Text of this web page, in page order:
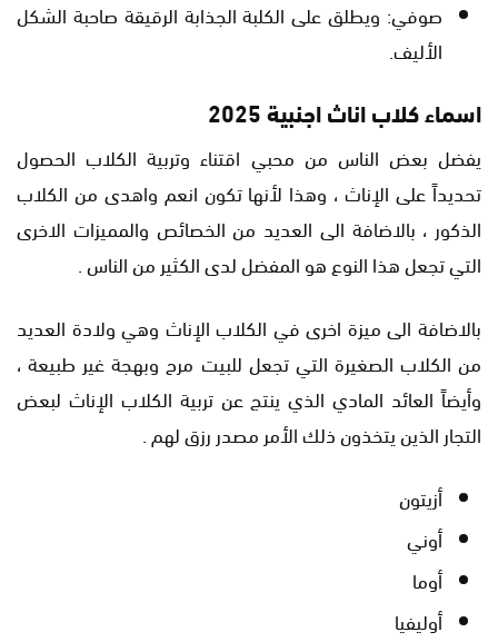
صوفي: ويطلق على الكلبة الجذابة الرقيقة صاحبة الشكل
الأليف.
اسماء كلاب اناث اجنبية 2025
يفضل بعض الناس من محبي اقتناء وتربية الكلاب الحصول
تحديداً على الإناث ، وهذا لأنها تكون انعم واهدى من الكلاب
الذكور ، بالاضافة الى العديد من الخصائص والمميزات الاخرى
التي تجعل هذا النوع هو المفضل لدى الكثير من الناس .
بالاضافة الى ميزة اخرى في الكلاب الإناث وهي ولادة العديد
من الكلاب الصغيرة التي تجعل للبيت مرح وبهجة غير طبيعة ،
وأيضاً العائد المادي الذي ينتج عن تربية الكلاب الإناث لبعض
التجار الذين يتخذون ذلك الأمر مصدر رزق لهم .
أزيتون
أوني
أوما
أوليفيا